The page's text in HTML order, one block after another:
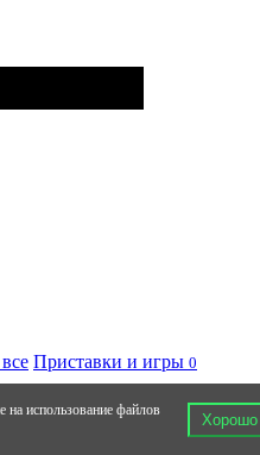
Приставки и игры 0
на использование файлов
Хорошо